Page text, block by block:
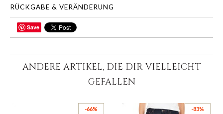
RÜCKGABE & VERÄNDERUNG
TEILEN
Save
ANDERE ARTIKEL, DIE DIR VIELLEICHT
GEFALLEN
-66% -83%